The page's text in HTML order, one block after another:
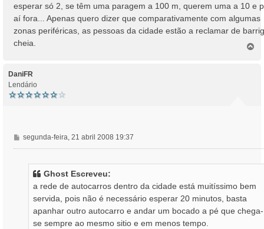
esperar só 2, se têm uma paragem a 100 m, querem uma a 10 e
aí fora... Apenas quero dizer que comparativamente com algumas
zonas periféricas, as pessoas da cidade estão a reclamar de
cheia.
DaniFR
Lendário
M
e
segunda-feira, 21 abril 2008 19:37
Ghost Escreveu:
a rede de autocarros dentro da cidade está muitíssimo bem
servida, pois não é necessário esperar 20 minutos, basta
apanhar outro autocarro e andar um bocado a pé que chega-
se sempre ao mesmo sitio e em menos tempo.